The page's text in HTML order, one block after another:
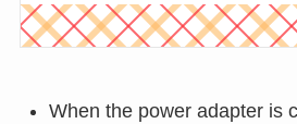
When the power adapter is